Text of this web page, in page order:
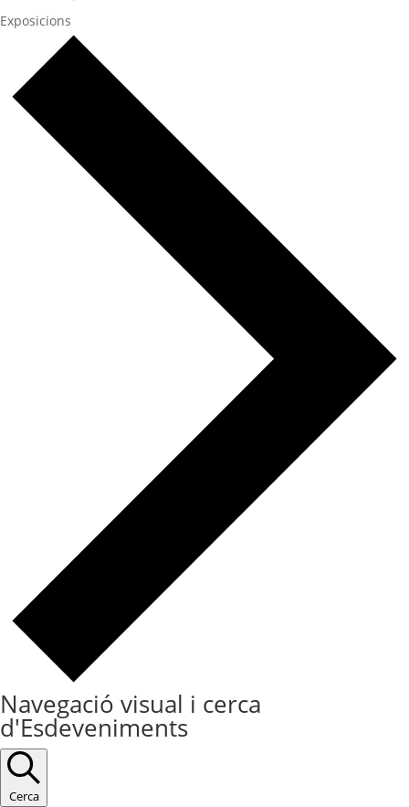
Exposicions
Navegació visual i cerca
d'Esdeveniments
Cerca